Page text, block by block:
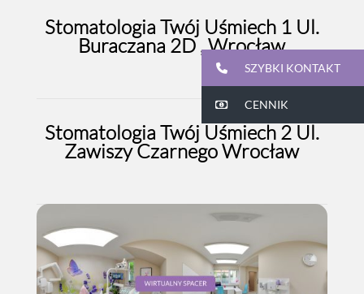
Stomatologia Twój Uśmiech 1 Ul.
Buraczana 2D, Wrocław
Stomatologia Twój Uśmiech 2 Ul.
Zawiszy Czarnego Wrocław
SZYBKI KONTAKT
CENNIK